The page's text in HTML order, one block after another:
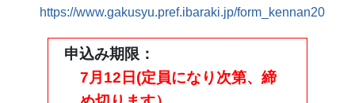
https://www.gakusyu.pref.ibaraki.jp/form_kennan20
申込み期限
7月12日(定員になり次第、締